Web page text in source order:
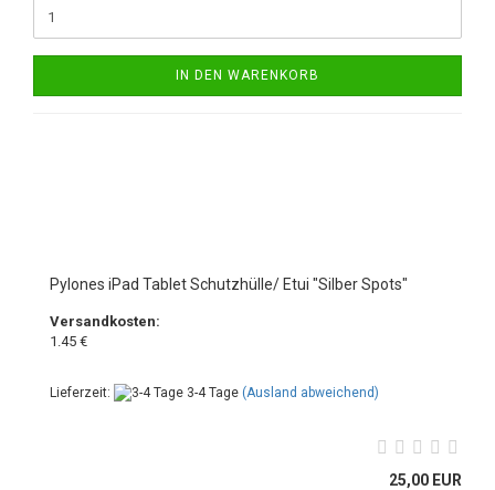
IN DEN WARENKORB
Pylones iPad Tablet Schutzhülle/ Etui "Silber Spots"
Versandkosten:
1.45 €
Lieferzeit: 3-4 Tage (Ausland abweichend)
25,00 EUR